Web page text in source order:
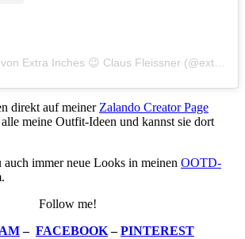
direkt auf meiner Zalando Creator Page
meine Outfit-Ideen und kannst sie dort
immer neue Looks in meinen OOTD-
Follow me!
– FACEBOOK–PINTEREST